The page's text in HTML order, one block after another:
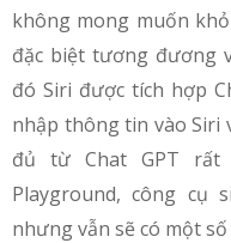
không mong muốn
đặc biệt tương đương
đó Siri được tích hợp
nhập thông tin vào Siri
đủ từ Chat GPT rất
Playground, công cụ
nhưng vẫn sẽ có một